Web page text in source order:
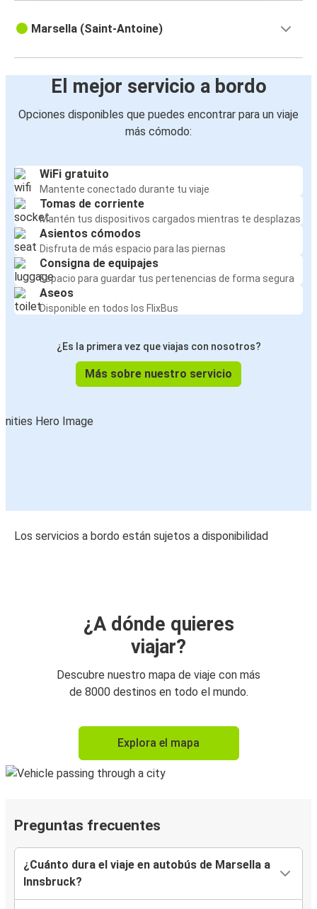
Marsella (Saint-Antoine)
El mejor servicio a bordo
Opciones disponibles que puedes encontrar para un viaje
más cómodo:
WiFi gratuito
Mantente conectado durante tu viaje
Tomas de corriente
Mantén tus dispositivos cargados mientras te desplazas
Asientos cómodos
Disfruta de más espacio para las piernas
Consigna de equipajes
Espacio para guardar tus pertenencias de forma segura
Aseos
Disponible en todos los FlixBus
¿Es la primera vez que viajas con nosotros?
Más sobre nuestro servicio
Los servicios a bordo están sujetos a disponibilidad
¿A dónde quieres
viajar?
Descubre nuestro mapa de viaje con más
de 8000 destinos en todo el mundo.
Explora el mapa
Preguntas frecuentes
¿Cuánto dura el viaje en autobús de Marsella a
Innsbruck?